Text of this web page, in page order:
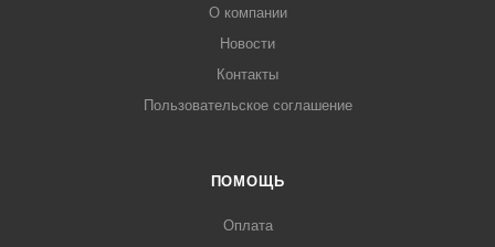
О компании
Новости
Контакты
Пользовательское соглашение
ПОМОЩЬ
Оплата